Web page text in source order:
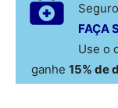
FAÇA
Use o
ganhe 15% de